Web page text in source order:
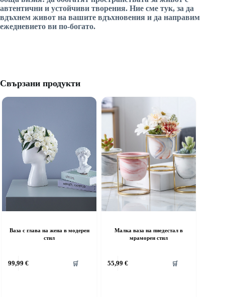
автентични и устойчиви творения. Ние сме тук, за да
вдъхнем живот на вашите вдъхновения и да направим
ежедневието ви по-богато.
Свързани продукти
Ваза с глава на жена в модерен
стил
99,99 € 🛒
Малка ваза на пиедестал в
мраморен стил
55,99 € 🛒